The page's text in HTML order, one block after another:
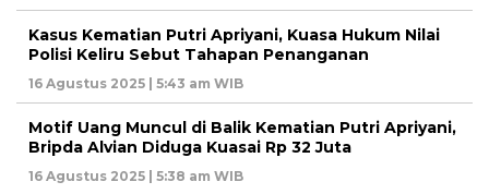
Kasus Kematian Putri Apriyani, Kuasa Hukum Nilai
Polisi Keliru Sebut Tahapan Penanganan
16 Agustus 2025 | 5:43 am WIB
Motif Uang Muncul di Balik Kematian Putri Apriyani,
Bripda Alvian Diduga Kuasai Rp 32 Juta
16 Agustus 2025 | 5:38 am WIB